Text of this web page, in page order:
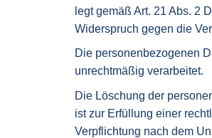
legt gemäß Art. 21 Abs. 2
Widerspruch gegen die
Die personenbezogenen
unrechtmäßig verarbeitet.
Die Löschung der
ist zur Erfüllung einer
Verpflichtung nach dem